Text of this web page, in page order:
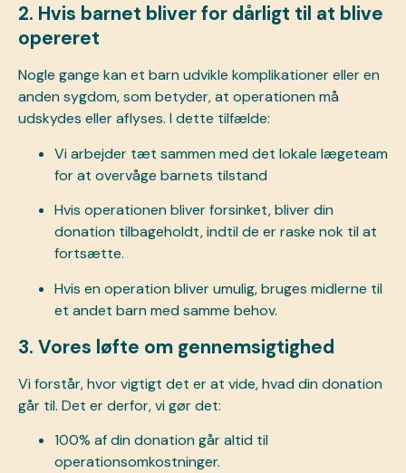
2. Hvis barnet bliver for dårligt til at blive
opereret
Nogle gange kan et barn udvikle komplikationer eller en
anden sygdom, som betyder, at operationen må
udskydes eller aflyses. I dette tilfælde:
Vi arbejder tæt sammen med det lokale lægeteam
for at overvåge barnets tilstand
Hvis operationen bliver forsinket, bliver din
donation tilbageholdt, indtil de er raske nok til at
fortsætte.
Hvis en operation bliver umulig, bruges midlerne til
et andet barn med samme behov.
3. Vores løfte om gennemsigtighed
Vi forstår, hvor vigtigt det er at vide, hvad din donation
går til. Det er derfor, vi gør det:
100% af din donation går altid til
operationsomkostninger.